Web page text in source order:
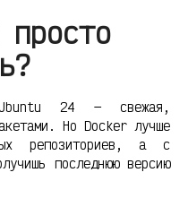
24 — свежая,
Но Docker лучше
репозиториев, а с
последнюю версию